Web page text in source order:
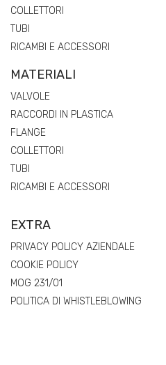
COLLETTORI
TUBI
RICAMBI E ACCESSORI
MATERIALI
VALVOLE
RACCORDI IN PLASTICA
FLANGE
COLLETTORI
TUBI
RICAMBI E ACCESSORI
EXTRA
PRIVACY POLICY AZIENDALE
COOKIE POLICY
MOG 231/01
POLITICA DI WHISTLEBLOWING